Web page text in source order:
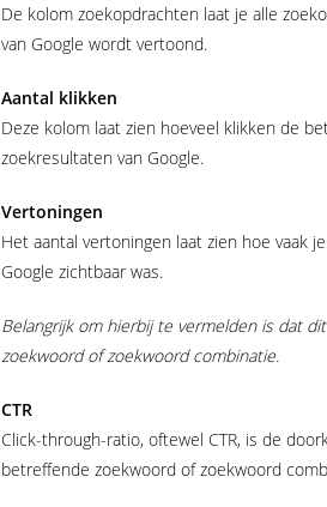
De kolom zoekopdrachten laat je alle
van Google wordt vertoond.
Aantal klikken
Deze kolom laat zien hoeveel klikken de
zoekresultaten van Google.
Vertoningen
Het aantal vertoningen laat zien hoe vaak
Google zichtbaar was.
Belangrijk om hierbij te vermelden is dat
zoekwoord of zoekwoord combinatie.
CTR
Click-through-ratio, oftewel CTR, is de
betreffende zoekwoord of zoekwoord